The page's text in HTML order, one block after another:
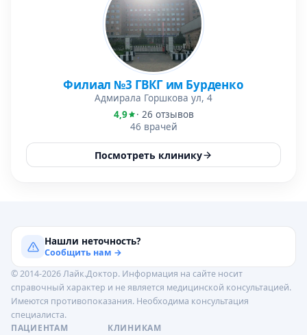
Филиал №3 ГВКГ им Бурденко
Адмирала Горшкова ул, 4
4,9
· 26 отзывов
46 врачей
Посмотреть клинику
Нашли неточность?
Сообщить нам →
© 2014-2026 Лайк.Доктор. Информация на сайте носит
справочный характер и не является медицинской консультацией.
Имеются противопоказания. Необходима консультация
специалиста.
ПАЦИЕНТАМ
КЛИНИКАМ